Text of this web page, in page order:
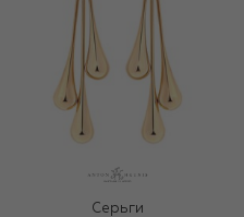
Серьги